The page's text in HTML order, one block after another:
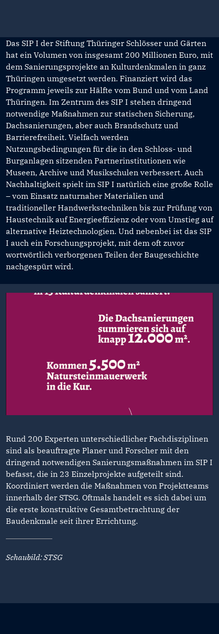
Das SIP I der Stiftung Thüringer Schlösser und Gärten
hat ein Volumen von insgesamt 200 Millionen Euro, mit
dem Sanierungsprojekte an Kulturdenkmalen in ganz
Thüringen umgesetzt werden. Finanziert wird das
Programm jeweils zur Hälfte vom Bund und vom Land
Thüringen. Im Zentrum des SIP I stehen dringend
notwendige Maßnahmen zur statischen Sicherung,
Dachsanierungen, aber auch Brandschutz und
Barrierefreiheit. Vielfach werden
Nutzungsbedingungen für die in den Schloss- und
Burganlagen sitzenden Partnerinstitutionen wie
Museen, Archive und Musikschulen verbessert. Auch
Nachhaltigkeit spielt im SIP I natürlich eine große Rolle
– vom Einsatz naturnaher Materialien und
traditioneller Handwerkstechniken bis zur Prüfung von
Haustechnik auf Energieeffizienz oder vom Umstieg auf
alternative Heiztechnologien. Und nebenbei ist das SIP
I auch ein Forschungsprojekt, mit dem oft zuvor
wortwörtlich verborgenen Teilen der Baugeschichte
nachgespürt wird.
Rund 200 Experten unterschiedlicher Fachdisziplinen
sind als beauftragte Planer und Forscher mit den
dringend notwendigen Sanierungsmaßnahmen im SIP I
befasst, die in 23 Einzelprojekte aufgeteilt sind.
Koordiniert werden die Maßnahmen von Projektteams
innerhalb der STSG. Oftmals handelt es sich dabei um
die erste konstruktive Gesamtbetrachtung der
Baudenkmale seit ihrer Errichtung.
Schaubild: STSG